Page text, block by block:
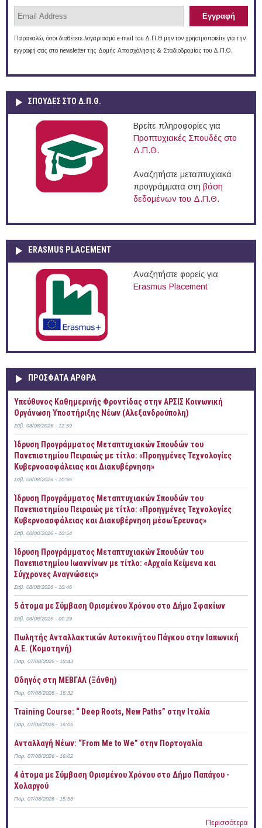
Παρακαλώ, όσοι διαθέτετε λογαριασμό e-mail του Δ.Π.Θ μην τον χρησιμοποιείτε για την
εγγραφή σας στο newsletter της Δομής Απασχόλησης & Σταδιοδρομίας του Δ.Π.Θ.
ΣΠΟΥΔΈΣ ΣΤΟ Δ.Π.Θ.
Βρείτε πληροφορίες για
Προπτυχιακές Σπουδές στο
Δ.Π.Θ.
Αναζητήστε μεταπτυχιακά
προγράμματα στη βάση
δεδομένων του Δ.Π.Θ.
ERASMUS PLACEMENT
Αναζητήστε φορείς για
Erasmus Placement
ΠΡOΣΦΑΤΑ AΡΘΡΑ
Yπεύθυνος Καθημερινής Φροντίδας στην ΑΡΣΙΣ Κοινωνική
Οργάνωση Υποστήριξης Νέων (Αλεξανδρούπολη)
Σάβ, 08/08/2026 - 12:59
Ίδρυση Προγράμματος Μεταπτυχιακών Σπουδών του
Πανεπιστημίου Πειραιώς με τίτλο: «Προηγμένες Τεχνολογίες
Κυβερνοασφάλειας και Διακυβέρνηση»
Σάβ, 08/08/2026 - 10:56
Ίδρυση Προγράμματος Μεταπτυχιακών Σπουδών του
Πανεπιστημίου Πειραιώς με τίτλο: «Προηγμένες Τεχνολογίες
Κυβερνοασφάλειας και Διακυβέρνηση μέσω Έρευνας»
Σάβ, 08/08/2026 - 10:54
Ίδρυση Προγράμματος Μεταπτυχιακών Σπουδών του
Πανεπιστημίου Ιωαννίνων με τίτλο: «Αρχαία Κείμενα και
Σύγχρονες Αναγνώσεις»
Σάβ, 08/08/2026 - 10:46
5 άτομα με Σύμβαση Ορισμένου Χρόνου στο Δήμο Σφακίων
Σάβ, 08/08/2026 - 00:29
Πωλητής Ανταλλακτικών Αυτοκινήτου Πάγκου στην Ιαπωνική
Α.Ε. (Κομοτηνή)
Παρ, 07/08/2026 - 18:43
Οδηγός στη ΜΕΒΓΑΛ (Ξάνθη)
Παρ, 07/08/2026 - 16:32
Training Course: “ Deep Roots, New Paths” στην Ιταλία
Παρ, 07/08/2026 - 16:05
Ανταλλαγή Νέων: “From Me to We” στην Πορτογαλία
Παρ, 07/08/2026 - 16:02
4 άτομα με Σύμβαση Ορισμένου Χρόνου στο Δήμο Παπάγου -
Χολαργού
Παρ, 07/08/2026 - 15:53
Περισσότερα